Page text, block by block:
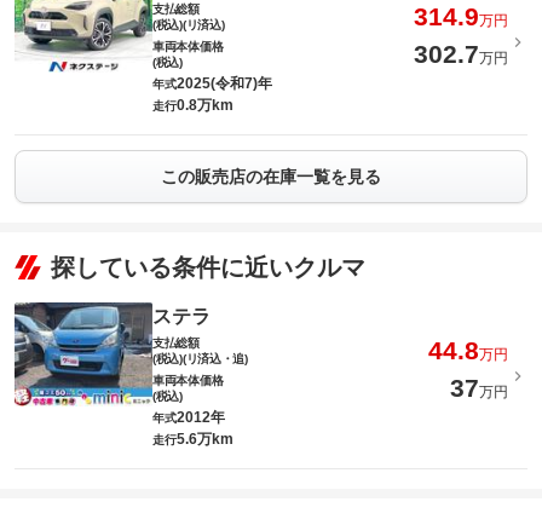
支払総額
(税込)(リ済込)
314.9万円
車両本体価格
(税込)
302.7万円
年式2025(令和7)年
走行0.8万km
この販売店の在庫一覧を見る
探している条件に近いクルマ
ステラ
支払総額
(税込)(リ済込・追)
44.8万円
車両本体価格
(税込)
37万円
年式2012年
走行5.6万km